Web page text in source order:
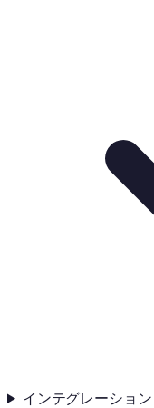
インテグレーション